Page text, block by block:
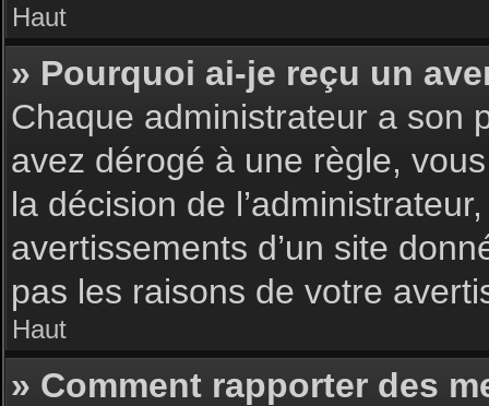
Haut
» Pourquoi ai-je reçu un
Chaque administrateur a son
avez dérogé à une règle,
la décision de
avertissements d’un site
pas les raisons de votre
Haut
» Comment rapporter des